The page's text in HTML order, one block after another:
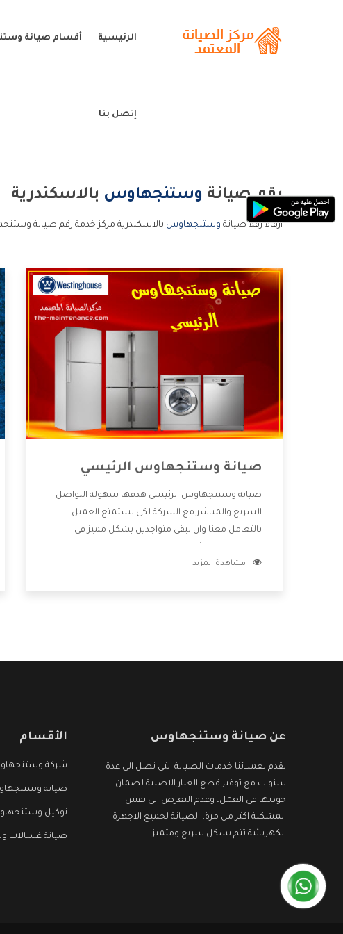
الرئيسية أقسام صيانة
إتصل بنا
رقم صيانة وستنجهاوس بالاسكندرية
ارقام رقم صيانة وستنجهاوس بالاسكندرية مركز خدمة رقم صيانة
صيانة وستنجهاوس الرئيسي
صيانة وستنجهاوس الرئيسي هدفها سهولة التواصل
السريع والمباشر مع الشركة لكى يستمتع العميل
بالتعامل معنا وان نبقى متواجدين بشكل مميز فى
للعميل وان يستمتع بالخدمات التى تنفرد الشركة بها
مشاهدة المزيد
عن صيانة وستنجهاوس
نقدم لعملائنا خدمات الصيانة التى تصل الى عدة
سنوات مع توفير قطع الغيار الاصلية لضمان
جودتها فى العمل، وعدم التعرض الى نفس
المشكلة اكثر من مرة، الصيانة لجميع الاجهزة
الكهربائية تتم بشكل سريع ومتميز.
الأقسام
شركة
صيانة
توكيل
صيانة غسالات